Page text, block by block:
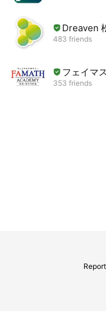
Dreaven
483 friends
フェイマ
353 friends
Report